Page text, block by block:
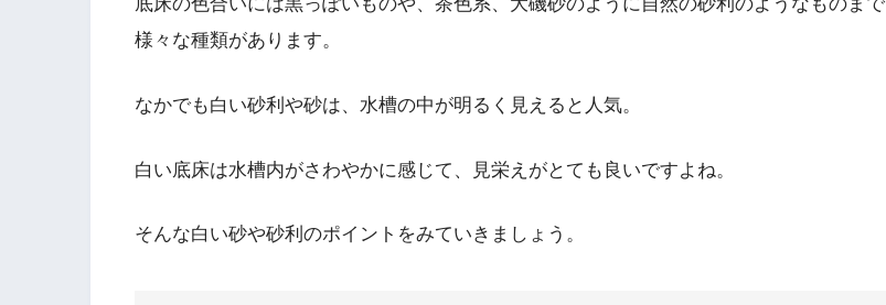
様々な種類があります。
なかでも白い砂利や砂は、水槽の中が明るく見えると人気。
白い底床は水槽内がさわやかに感じて、見栄えがとても良いですよね。
そんな白い砂や砂利のポイントをみていきましょう。